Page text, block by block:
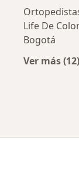
Life De
Bogotá
Ver más (12)